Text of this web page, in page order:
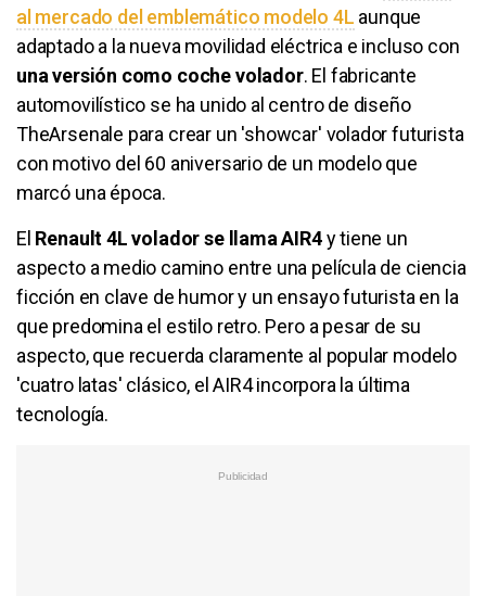
al mercado del emblemático modelo 4L aunque
adaptado a la nueva movilidad eléctrica e incluso con
una versión como coche volador. El fabricante
automovilístico se ha unido al centro de diseño
TheArsenale para crear un 'showcar' volador futurista
con motivo del 60 aniversario de un modelo que
marcó una época.
El Renault 4L volador se llama AIR4y tiene un
aspecto a medio camino entre una película de ciencia
ficción en clave de humor y un ensayo futurista en la
que predomina el estilo retro. Pero a pesar de su
aspecto, que recuerda claramente al popular modelo
'cuatro latas' clásico, el AIR4 incorpora la última
tecnología.